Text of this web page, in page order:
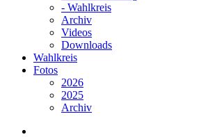
- Wahlkreis
Archiv
Videos
Downloads
Wahlkreis
Fotos
2026
2025
Archiv